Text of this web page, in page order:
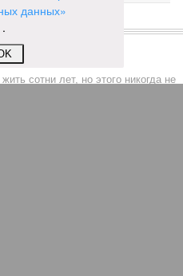
сотни лет, но этого никогда не
данных»
.